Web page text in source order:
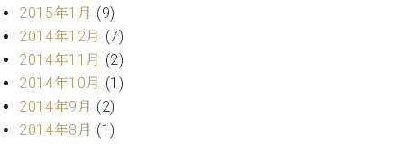
紹
介
調
律
料
金
2015年1月 (9)
2014年12月 (7)
2014年11月 (2)
2014年10月 (1)
2014年9月 (2)
2014年8月 (1)